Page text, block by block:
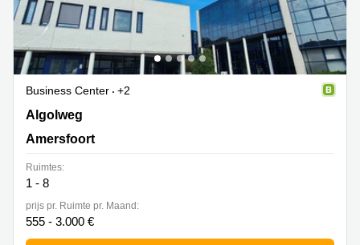
Business Center
+2
Algolweg 11, Amersfoort
Algolweg
Amersfoort
Ruimtes:
1 - 8
prijs pr. Ruimte pr. Maand:
555 - 3.000 €